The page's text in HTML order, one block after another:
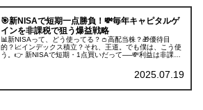
🎯新NISAで短期一点勝負！💸毎年キャピタルゲ
インを非課税で狙う爆益戦略
📊新NISAって、どう使ってる？👛高配当株？🎁優待目
的？📈インデックス積立？それ、王道。でも僕は、こう使
う。👉 新NISAで短期・1点買いだって──💸利益は非課
2025.07.19